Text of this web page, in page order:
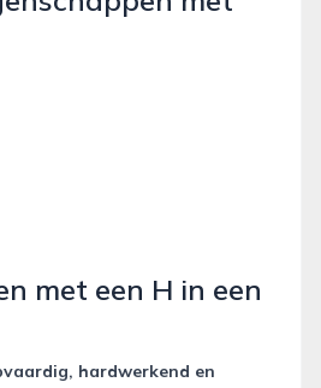
met een H in een
hardwerkend en